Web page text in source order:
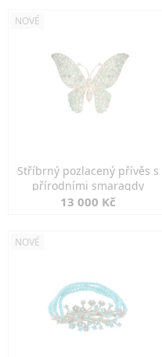
NOVÉ
Stříbrný pozlacený přívěs s
přírodními smaragdy
13 000 Kč
NOVÉ